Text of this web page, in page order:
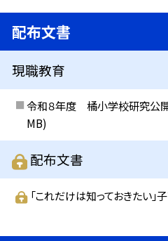
配布文書
現職教育
令和８年度 橘小学校研究公
MB)
配布文書
「これだけは知っておきたい」